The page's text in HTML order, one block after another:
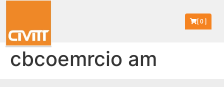
[0]
cbcoemrcio am